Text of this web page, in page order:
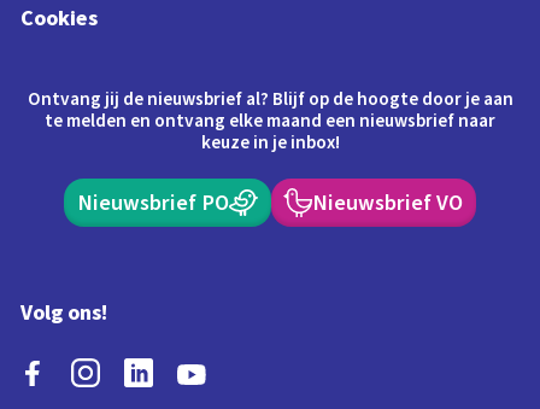
Cookies
Ontvang jij de nieuwsbrief al? Blijf op de hoogte door je aan
te melden en ontvang elke maand een nieuwsbrief naar
keuze in je inbox!
Nieuwsbrief PO Nieuwsbrief VO
Volg ons!